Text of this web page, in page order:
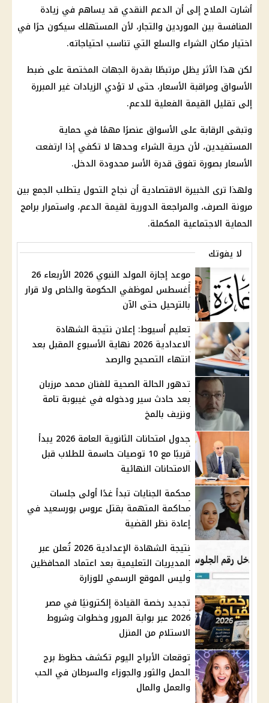
أشارت الملاح إلى أن الدعم النقدي قد يساهم في زيادة
المنافسة بين الموردين والتجار، لأن المستهلك سيكون حرًا في
اختيار مكان الشراء والسلع التي تناسب احتياجاته.
لكن هذا الأثر يظل مرتبطًا بقدرة الجهات المختصة على ضبط
الأسواق ومراقبة الأسعار، حتى لا تؤدي الزيادات غير المبررة
إلى تقليل القيمة الفعلية للدعم.
وتبقى الرقابة على الأسواق عنصرًا مهمًا في حماية
المستفيدين، لأن حرية الشراء وحدها لا تكفي إذا ارتفعت
الأسعار بصورة تفوق قدرة الأسر محدودة الدخل.
ولهذا ترى الخبيرة الاقتصادية أن نجاح التحول يتطلب الجمع بين
مرونة الصرف، والمراجعة الدورية لقيمة الدعم، واستمرار برامج
الحماية الاجتماعية المكملة.
لا يفوتك
موعد إجازة المولد النبوي 2026 الأربعاء 26
أغسطس لموظفي الحكومة والخاص ولا قرار
بالترحيل حتى الآن
تعليم أسيوط: إعلان نتيجة الشهادة
الاعدادية 2026 نهاية الأسبوع المقبل بعد
انتهاء التصحيح والرصد
تدهور الحالة الصحية للفنان محمد مرزبان
بعد حادث سير ودخوله في غيبوبة تامة
ونزيف بالمخ
جدول امتحانات الثانوية العامة 2026 يبدأ
قريبًا مع 10 توصيات حاسمة للطلاب قبل
الامتحانات النهائية
محكمة الجنايات تبدأ غدًا أولى جلسات
محاكمة المتهمة بقتل عروس بورسعيد في
إعادة نظر القضية
نتيجة الشهادة الإعدادية 2026 تُعلن عبر
المديريات التعليمية بعد اعتماد المحافظين
وليس الموقع الرسمي للوزارة
تجديد رخصة القيادة إلكترونيًا في مصر
2026 عبر بوابة المرور وخطوات وشروط
الاستلام من المنزل
توقعات الأبراج اليوم تكشف حظوظ برج
الحمل والثور والجوزاء والسرطان في الحب
والعمل والمال